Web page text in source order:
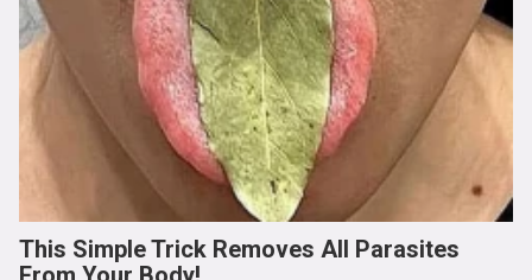
This Simple Trick Removes All Parasites